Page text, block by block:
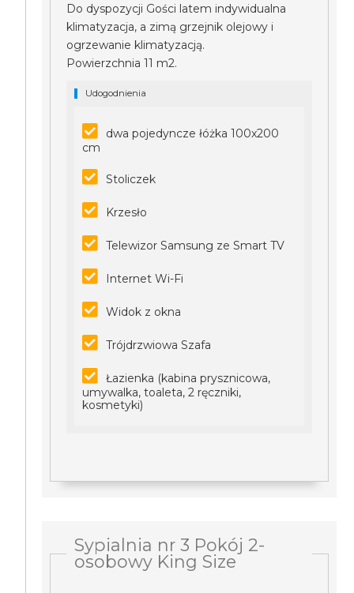
Do dyspozycji Gości latem indywidualna
klimatyzacja, a zimą grzejnik olejowy i
ogrzewanie klimatyzacją.
Powierzchnia 11 m2.
Udogodnienia
dwa pojedyncze łóżka 100x200
cm
Stoliczek
Krzesło
Telewizor Samsung ze Smart TV
Internet Wi-Fi
Widok z okna
Trójdrzwiowa Szafa
Łazienka (kabina prysznicowa,
umywalka, toaleta, 2 ręczniki,
kosmetyki)
Sypialnia nr 3 Pokój 2-
osobowy King Size